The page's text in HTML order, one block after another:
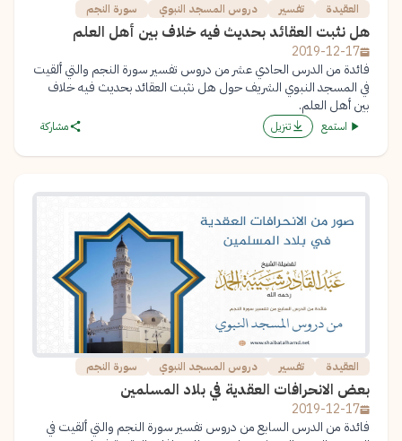
العقيدة تفسير دروس المسجد النبوي سورة النجم
هل نثبت العقائد بحديث فيه خلاف بين أهل العلم
2019-12-17
فائدة من الدرس الحادي عشر من دروس تفسير سورة النجم والتي ألقيت
في المسجد النبوي الشريف حول هل نثبت العقائد بحديث فيه خلاف
بين أهل العلم.
استمع تنزيل مشاركة
العقيدة تفسير دروس المسجد النبوي سورة النجم
بعض الانحرافات العقدية في بلاد المسلمين
2019-12-17
فائدة من الدرس السابع من دروس تفسير سورة النجم والتي ألقيت في